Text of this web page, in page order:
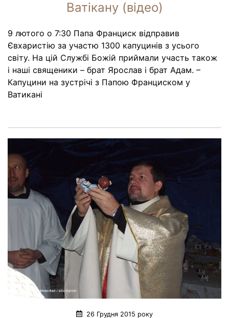
Ватікану (відео)
9 лютого о 7:30 Папа Франциск відправив
Євхаристію за участю 1300 капуцинів з усього
світу. На цій Службі Божій приймали участь також
і наші священики – брат Ярослав і брат Адам. –
Капуцини на зустрічі з Папою Франциском у
Ватикані
26 Грудня 2015 року